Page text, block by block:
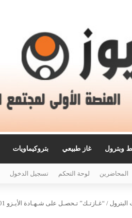
وبترول غاز طبيعي بتروكيماويات
المحاضرين لوحة التحكم تسجيل الدخول
البترول / “غـازتـك” تـحصـل على شـهـادة الأيـزو 50001